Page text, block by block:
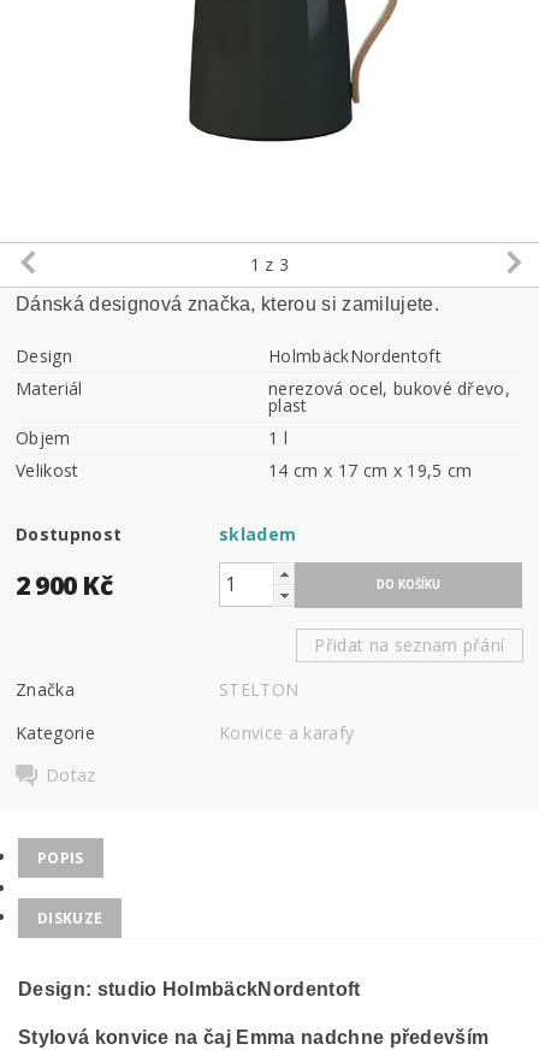
1 z 3
Dánská designová značka, kterou si zamilujete.
Design
HolmbäckNordentoft
Materiál
nerezová ocel, bukové dřevo,
plast
Objem
1 l
Velikost
14 cm x 17 cm x 19,5 cm
Dostupnost skladem
2 900 Kč
Přidat na seznam přání
Značka
STELTON
Kategorie
Konvice a karafy
Dotaz
POPIS
DISKUZE
Design: studio HolmbäckNordentoft
Stylová konvice na čaj Emma nadchne především